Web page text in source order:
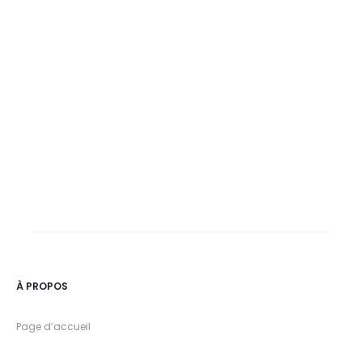
À PROPOS
Page d’accueil